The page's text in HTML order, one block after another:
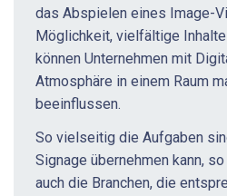
das Abspielen eines Image-
Möglichkeit, vielfältige
können Unternehmen mit
Atmosphäre in einem Raum
beeinflussen.
So vielseitig die Aufgaben
Signage übernehmen kann,
auch die Branchen, die